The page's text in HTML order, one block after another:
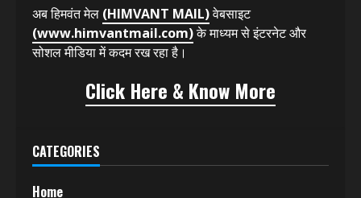
अब हिमवंत मेल (HIMVANT MAIL)वेबसाइट
(www.himvantmail.com)के माध्यम से इंटरनेट और
सोशल मीडिया में कदम रख रहा है।
Click Here & Know More
CATEGORIES
Home